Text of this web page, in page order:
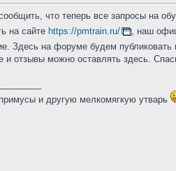
что теперь все запросы на
на сайте https://pmtrain.ru/ , наш
Здесь на форуме будем
и отзывы можно оставлять здесь.
и другую мелкомягкую утварь